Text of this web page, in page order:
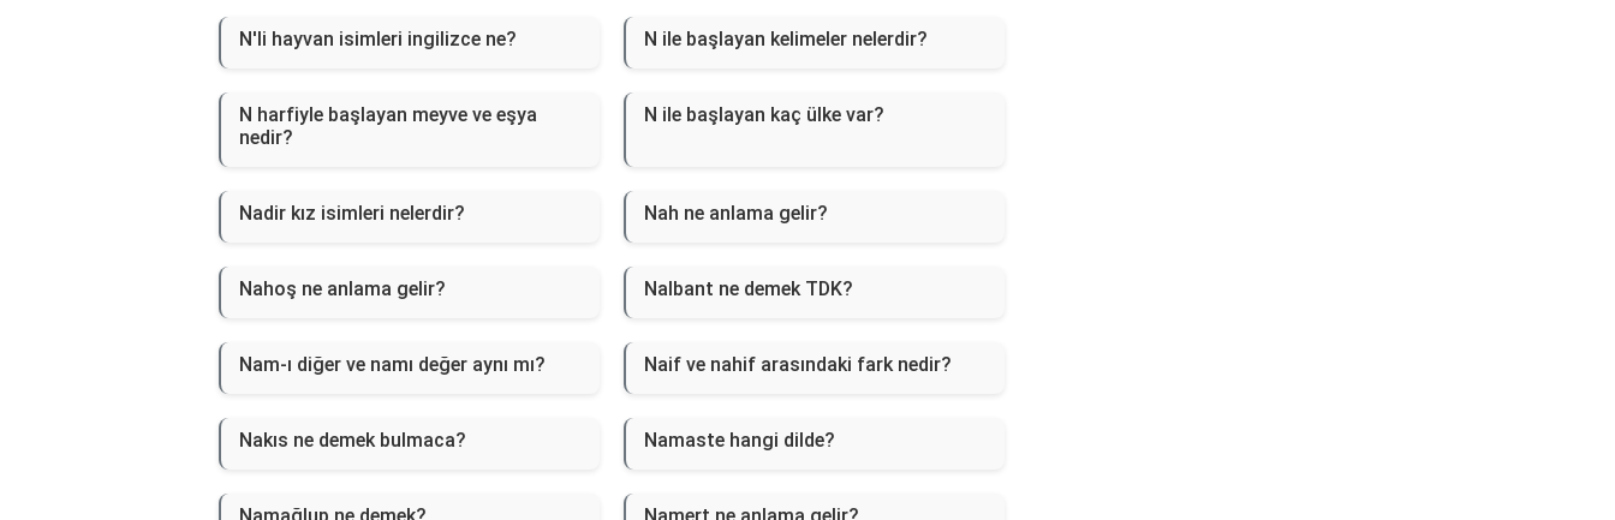
N'li hayvan isimleri ingilizce ne? N ile başlayan kelimeler nelerdir?
N harfiyle başlayan meyve ve eşya
nedir?
N ile başlayan kaç ülke var?
Nadir kız isimleri nelerdir? Nah ne anlama gelir?
Nahoş ne anlama gelir? Nalbant ne demek TDK?
Nam-ı diğer ve namı değer aynı mı? Naif ve nahif arasındaki fark nedir?
Nakıs ne demek bulmaca? Namaste hangi dilde?